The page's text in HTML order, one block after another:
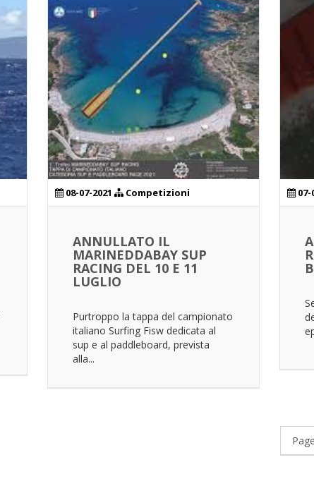
08-07-2021 Competizioni
ANNULLATO IL
MARINEDDABAY SUP
RACING DEL 10 E 11
LUGLIO
Purtroppo la tappa del campionato
italiano Surfing Fisw dedicata al
sup e al paddleboard, prevista
alla...
07-